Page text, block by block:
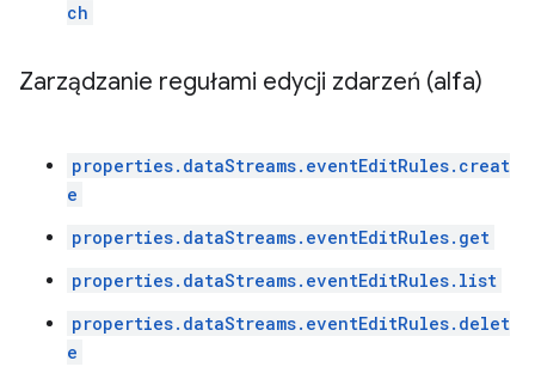
ch
Zarządzanie regułami edycji zdarzeń (alfa)
properties.dataStreams.eventEditRules.creat
e
properties.dataStreams.eventEditRules.get
properties.dataStreams.eventEditRules.list
properties.dataStreams.eventEditRules.delet
e